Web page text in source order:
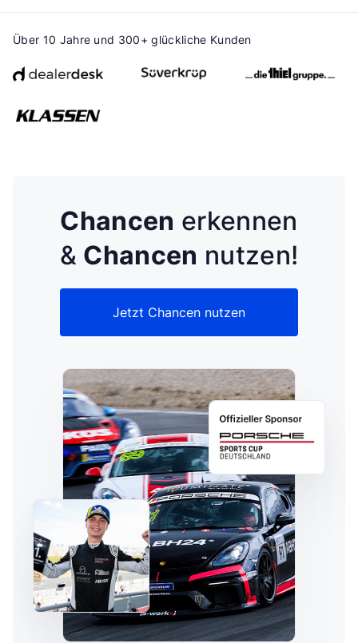
Über 10 Jahre und 300+ glückliche Kunden
Chancen erkennen
& Chancen nutzen!
Jetzt Chancen nutzen